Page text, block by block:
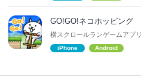
GO!GO!ネコホッピング
横スクロールランゲームアプリ
iPhone Android